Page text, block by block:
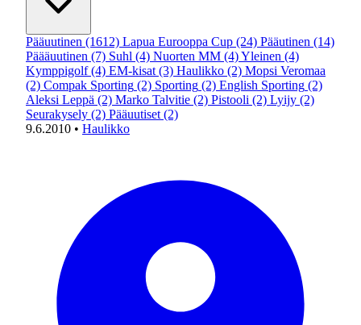
Pääuutinen (1612) Lapua Eurooppa Cup (24) Pääutinen (14)
Päääuutinen (7) Suhl (4) Nuorten MM (4)Yleinen (4)
Kymppigolf (4) EM-kisat (3) Haulikko (2) Mopsi Veromaa
(2) Compak Sporting (2) Sporting (2) English Sporting (2)
Aleksi Leppä (2) Marko Talvitie (2) Pistooli (2) Lyijy (2)
Seurakysely (2) Pääuutiset (2)
9.6.2010 • Haulikko